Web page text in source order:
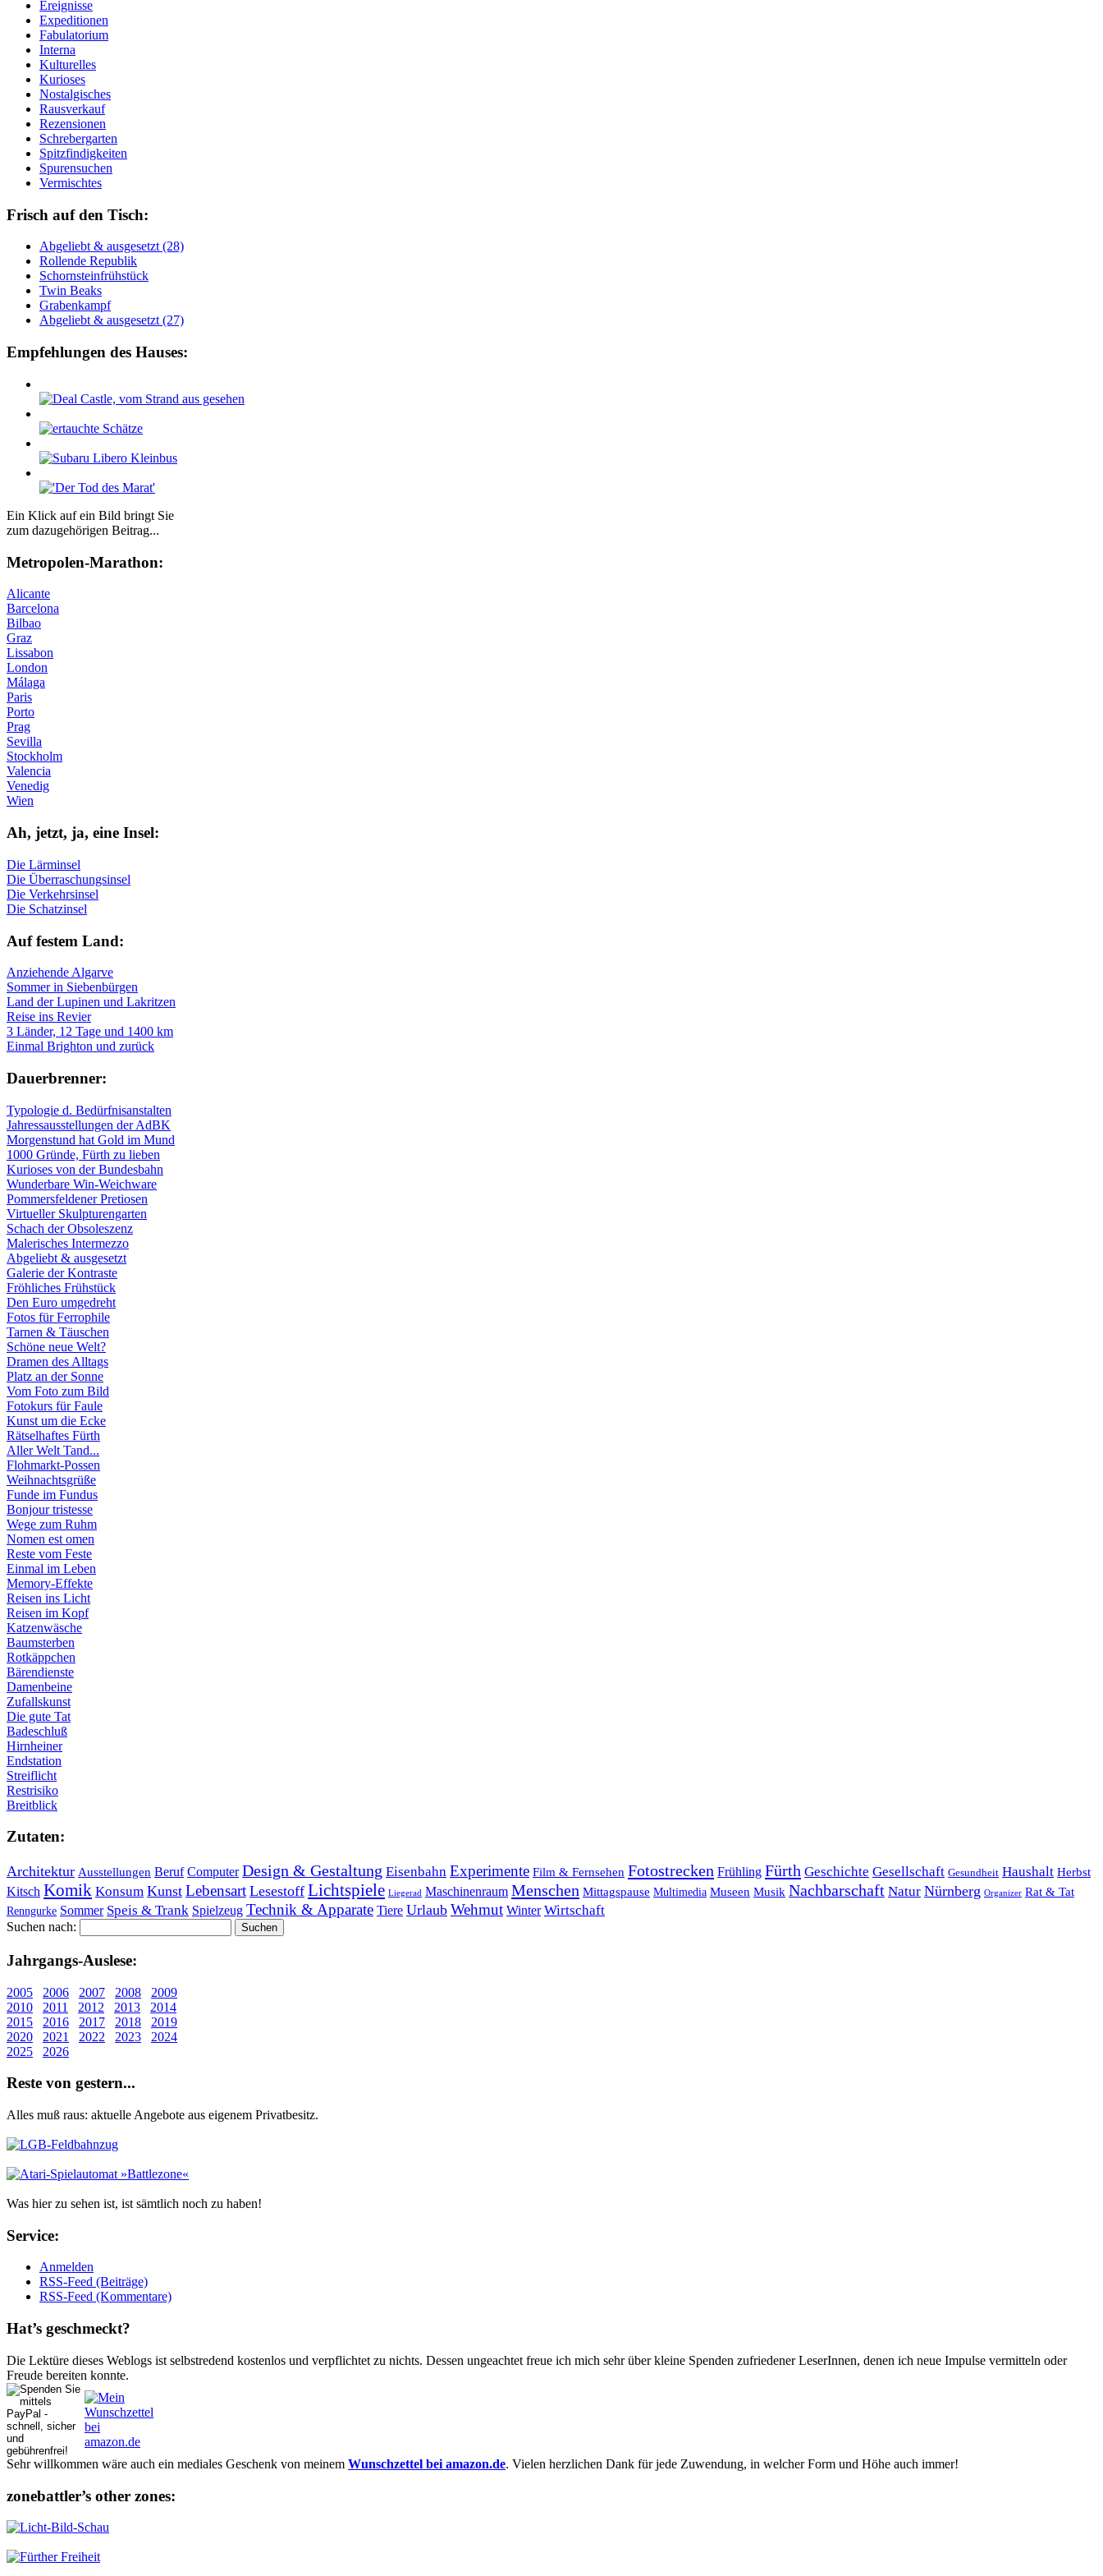
Ereignisse
Expeditionen
Fabulatorium
Interna
Kulturelles
Kurioses
Nostalgisches
Rausverkauf
Rezensionen
Schrebergarten
Spitzfindigkeiten
Spurensuchen
Vermischtes
Frisch auf den Tisch:
Ab­ge­liebt & aus­ge­setzt (28)
Rol­len­de Re­pu­blik
Schorn­stein­früh­stück
Twin Beaks
Gra­ben­kampf
Ab­ge­liebt & aus­ge­setzt (27)
Empfehlungen des Hauses:
Ein Klick auf ein Bild bringt Sie
zum dazugehörigen Beitrag...
Me­tro­po­len-Ma­ra­thon:
Alicante
Barcelona
Bilbao
Graz
Lissabon
London
Málaga
Paris
Porto
Prag
Sevilla
Stockholm
Valencia
Venedig
Wien
Ah, jetzt, ja, ei­ne In­sel:
Die Lärminsel
Die Überraschungsinsel
Die Verkehrsinsel
Die Schatzinsel
Auf fe­stem Land:
Anziehende Algarve
Sommer in Siebenbürgen
Land der Lupinen und Lakritzen
Reise ins Revier
3 Länder, 12 Tage und 1400 km
Einmal Brighton und zurück
Dau­er­bren­ner:
Typologie d. Bedürfnisanstalten
Jahressausstellungen der AdBK
Morgenstund hat Gold im Mund
1000 Gründe, Fürth zu lieben
Kurioses von der Bundesbahn
Wunderbare Win-Weichware
Pommersfeldener Pretiosen
Virtueller Skulpturengarten
Schach der Obsoleszenz
Malerisches Intermezzo
Abgeliebt & ausgesetzt
Galerie der Kontraste
Fröhliches Frühstück
Den Euro umgedreht
Fotos für Ferrophile
Tarnen & Täuschen
Schöne neue Welt?
Dramen des Alltags
Platz an der Sonne
Vom Foto zum Bild
Fotokurs für Faule
Kunst um die Ecke
Rätselhaftes Fürth
Aller Welt Tand...
Flohmarkt-Possen
Weihnachtsgrüße
Funde im Fundus
Bonjour tristesse
Wege zum Ruhm
Nomen est omen
Reste vom Feste
Einmal im Leben
Memory-Effekte
Reisen ins Licht
Reisen im Kopf
Katzenwäsche
Baumsterben
Rotkäppchen
Bärendienste
Damenbeine
Zufallskunst
Die gute Tat
Badeschluß
Hirnheiner
Endstation
Streiflicht
Restrisiko
Breitblick
Zu­ta­ten:
Architektur Ausstellungen Beruf Computer Design & Gestaltung Eisenbahn Experimente Film & Fernsehen Fotostrecken Frühling Fürth Geschichte Gesellschaft Gesundheit Haushalt Herbst
Kitsch Komik Konsum Kunst Lebensart Lesestoff Lichtspiele Liegerad Maschinenraum Menschen Mittagspause Multimedia Museen Musik Nachbarschaft Natur Nürnberg Organizer Rat & Tat
Renngurke Sommer Speis & Trank Spielzeug Technik & Apparate Tiere Urlaub Wehmut Winter Wirtschaft
Suchen nach:
Jahr­gangs-Aus­le­se:
2005 2006 2007 2008
2009
2010
2011 2012 2013
2014
2015
2016 2017 2018
2019
2020
2021 2022 2023
2024
2025
2026
Re­ste von ge­stern...
Alles muß raus: aktuelle An­ge­bo­te aus eigenem Privatbesitz.
Was hier zu sehen ist, ist sämt­lich noch zu haben!
Ser­vice:
Anmelden
RSS-Feed (Beiträge)
RSS-Feed (Kommentare)
Hat’s ge­schmeckt?
Die Lektüre dieses Weblogs ist selbstredend kostenlos und ver­pflich­tet zu nichts. Dessen un­ge­achtet freue ich mich sehr über kleine Spenden zufriedener Le­serInnen, denen ich neue Im­pul­se vermitteln oder
Freude bereiten konnte.
Sehr willkommen wäre auch ein mediales Geschenk von meinem Wunschzettel bei amazon.de. Vielen herzlichen Dank für jede Zuwendung, in welcher Form und Höhe auch immer!
zonebattler’s other zo­nes: